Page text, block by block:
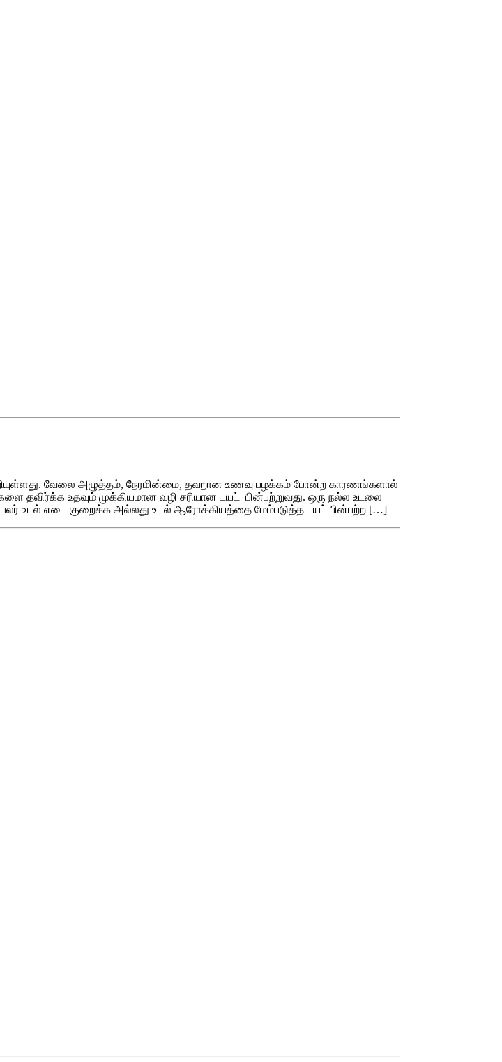
வேலை அழுத்தம், நேரமின்மை, தவறான உணவு பழக்கம் போன்ற காரணங்களால்
தவிர்க்க உதவும் முக்கியமான வழி சரியான டயட் பின்பற்றுவது. ஒரு நல்ல உடலை
பலர் உடல் எடை குறைக்க அல்லது உடல் ஆரோக்கியத்தை மேம்படுத்த டயட் பின்பற்ற […]